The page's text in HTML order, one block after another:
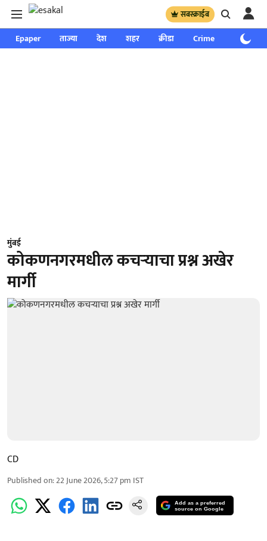
सबस्क्राईब
Epaper ताज्या देश शहर क्रीडा Crime साप्ताहिक
मुंबई
कोकणनगरमधील कचऱ्याचा प्रश्न अखेर
मार्गी
CD
Published on:22 June 2026, 5:27 pm IST
Add as a preferred
source on Google